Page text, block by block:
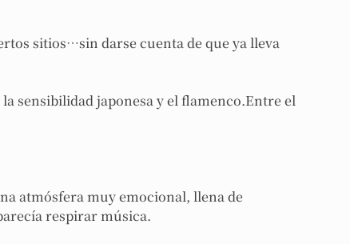
sitios…sin darse cuenta de que ya lleva
sensibilidad japonesa y el flamenco.Entre el
atmósfera muy emocional, llena de
respirar música.